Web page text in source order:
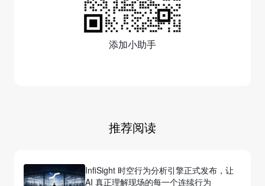
添加小助手
推荐阅读
InfiSight 时空行为分析引擎正式发布，让
AI 真正理解现场的每一个连续行为